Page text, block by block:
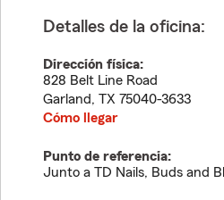
Detalles de la oficina:
Dirección física:
828 Belt Line Road
Garland, TX 75040-3633
Cómo llegar
Punto de referencia:
Junto a TD Nails, Buds and